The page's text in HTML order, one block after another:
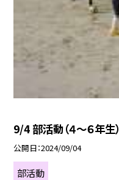
9/4 部活動（４〜６年生）
公開日 2024/09/04
部活動